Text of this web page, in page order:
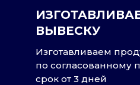
ВЫВЕСКУ
Изготавливаем
по согласованному
срок от 3 дней